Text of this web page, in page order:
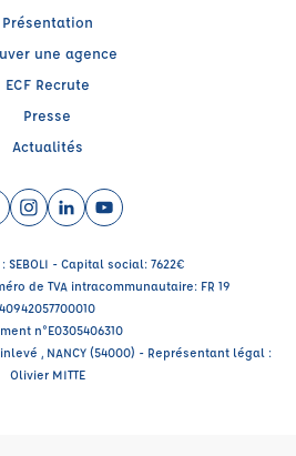
Présentation
une agence
ECF Recrute
Presse
Actualités
(nouvelle fenêtre)
Instagram (nouvelle fenêtre)
LinkedIn (nouvelle fenêtre)
YouTube (nouvelle
SEBOLI - Capital social: 7622€
de TVA intracommunautaire: FR 19
40942057700010
n°E0305406310
, NANCY (54000) - Représentant légal :
Olivier MITTE